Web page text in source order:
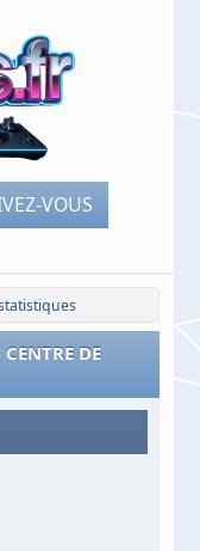
VOUS
DE